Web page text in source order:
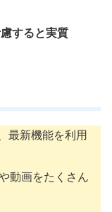
すると実質
最新機能を利用
動画をたくさん